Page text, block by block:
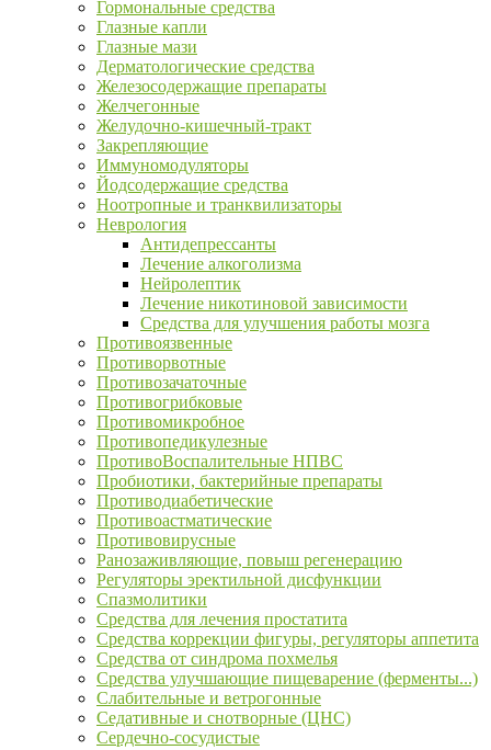
Гормональные средства
Глазные капли
Глазные мази
Дерматологические средства
Железосодержащие препараты
Желчегонные
Желудочно-кишечный-тракт
Закрепляющие
Иммуномодуляторы
Йодсодержащие средства
Ноотропные и транквилизаторы
Неврология
Антидепрессанты
Лечение алкоголизма
Нейролептик
Лечение никотиновой зависимости
Средства для улучшения работы мозга
Противоязвенные
Противорвотные
Противозачаточные
Противогрибковые
Противомикробное
Противопедикулезные
ПротивоВоспалительные НПВС
Пробиотики, бактерийные препараты
Противодиабетические
Противоастматические
Противовирусные
Ранозаживляющие, повыш регенерацию
Регуляторы эректильной дисфункции
Спазмолитики
Средства для лечения простатита
Средства коррекции фигуры, регуляторы аппетита
Средства от синдрома похмелья
Средства улучшающие пищеварение (ферменты...)
Слабительные и ветрогонные
Седативные и снотворные (ЦНС)
Сердечно-сосудистые